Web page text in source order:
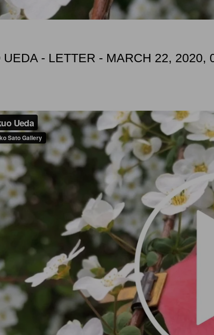
UEDA - LETTER - MARCH 22, 2020,